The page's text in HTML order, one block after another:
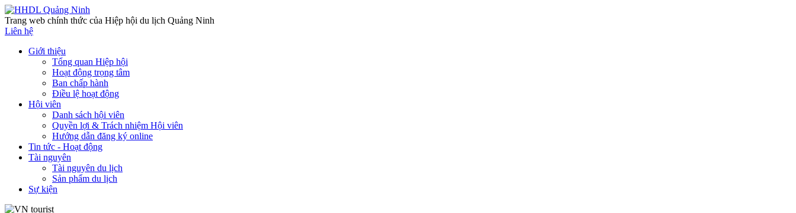
Trang web chính thức của Hiệp hội du lịch Quảng Ninh
Liên hệ
Giới thiệu
Tổng quan Hiệp hội
Hoạt động trọng tâm
Ban chấp hành
Điều lệ hoạt động
Hội viên
Danh sách hội viên
Quyền lợi & Trách nhiệm Hội viên
Hướng dẫn đăng ký online
Tin tức - Hoạt động
Tài nguyên
Tài nguyên du lịch
Sản phẩm du lịch
Sự kiện